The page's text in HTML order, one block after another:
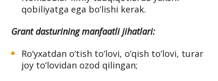
qobiliyatga ega bo‘lishi kerak.
Grant dasturining manfaatli jihatlari:
Ro‘yxatdan o‘tish to‘lovi, o‘qish to‘lovi, turar
joy to‘lovidan ozod qilingan;